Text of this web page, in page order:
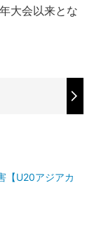
大会以来とな
【U20アジアカ